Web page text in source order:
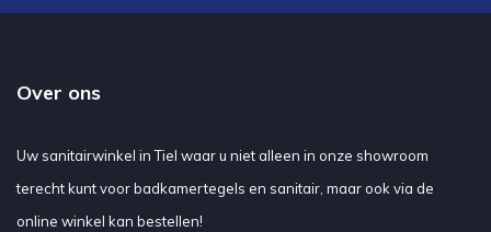
Over ons
Uw sanitairwinkel in Tiel waar u niet alleen in onze showroom
terecht kunt voor badkamertegels en sanitair, maar ook via de
online winkel kan bestellen!